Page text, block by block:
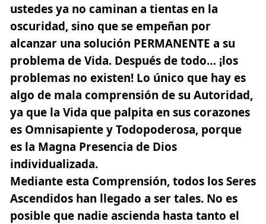
ustedes ya no caminan a tientas en la
oscuridad, sino que se empeñan por
alcanzar una solución PERMANENTE a su
problema de Vida. Después de todo… ¡los
problemas no existen! Lo único que hay es
algo de mala comprensión de su Autoridad,
ya que la Vida que palpita en sus corazones
es Omnisapiente y Todopoderosa, porque
es la Magna Presencia de Dios
individualizada.
Mediante esta Comprensión, todos los Seres
Ascendidos han llegado a ser tales. No es
posible que nadie ascienda hasta tanto el